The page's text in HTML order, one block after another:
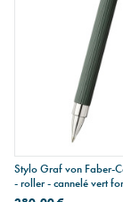
Stylo Graf von Faber-
- roller - cannelé vert